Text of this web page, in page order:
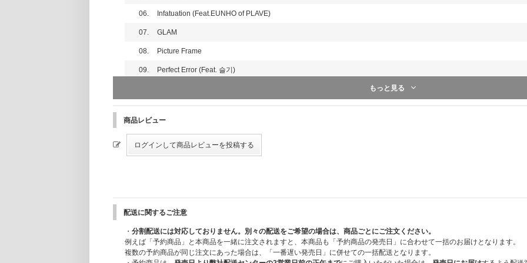
【シリアルコード通知方法】
【応募用シリアルコード付き対象商品】
2025年9月9日(火)発売 KEY 3rd Full Album『HUNTER』
HUNTER【全5形態セット】【応募用シリアルコード
HUNTER【Monument Ver.】【応募用シリアルコー
06. Infatuation (Feat.EUNHO of PLAVE)
07. GLAM
08. Picture Frame
09. Perfect Error (Feat. 슬기)
もっと見る
商品レビュー
配送に関するご注意
・ 分割配送には対応しておりません。別々の配送をご希望の場合は、商品ごとにご注文ください。
例えば「予約商品」と本商品を一緒に注文されますと、本商品も「予約商品の発売日」に合わせて一括のお届けとなります。
複数の予約商品が同じ注文にあった場合は、「一番遅い発売日」に併せての一括配送となります。